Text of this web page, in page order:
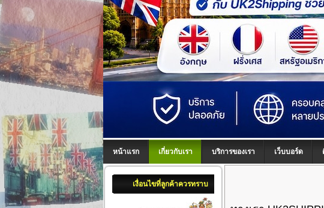
หน้าแรก เกี่ยวกับเรา บริการของเรา เว็บบอร์ด
เงื่อนไขที่ลูกค้าควรทราบ